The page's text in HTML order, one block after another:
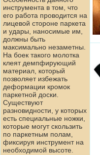
инструмента в том, что
его работа проводится на
лицевой стороне паркета
и удары, наносимые им,
должны быть
максимально незаметны.
На боек такого молотка
клеят демпфирующий
материал, который
позволяет избежать
деформации кромок
паркетной доски.
Существуют
разновидности, у которых
есть специальные ножки,
которые могут скользить
по паркетным полам,
фиксируя инструмент на
необходимой высоте.